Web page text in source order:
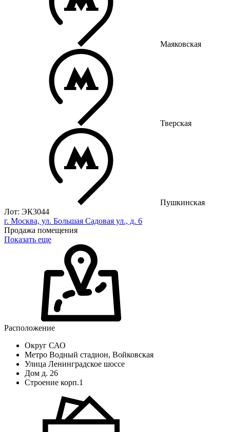
Маяковская
Тверская
Пушкинская
Лот: ЭК3044
г. Москва, ул. Большая Садовая ул., д. 6
Продажа помещения
Показать еще
Расположение
Округ САО
Метро Водный стадион, Войковская
Улица Ленинградское шоссе
Дом д. 26
Строение корп.1